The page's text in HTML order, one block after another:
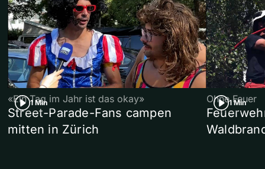
1 Min
«Ein Tag im Jahr ist das okay»
Street-Parade-Fans campen
mitten in Zürich
1 Min
Ohne Feuer